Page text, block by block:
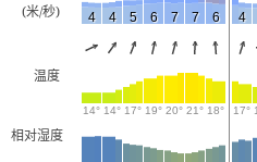
(米/秒)
4 4 5 6 7 7 6 4
温度
14° 14° 17° 19° 20° 21° 18° 17°
相对湿度